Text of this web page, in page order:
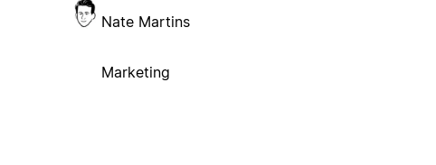
Nate Martins
Marketing